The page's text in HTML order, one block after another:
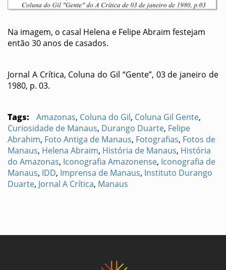
Na imagem, o casal Helena e Felipe Abraim festejam
então 30 anos de casados.
Jornal A Crítica, Coluna do Gil “Gente”, 03 de janeiro de
1980, p. 03.
Tags: Amazonas, Coluna do Gil, Coluna Gil Gente,
Curiosidade de Manaus, Durango Duarte, Felipe
Abrahim, Foto Antiga de Manaus, Fotografias, Fotos de
Manaus, Helena Abraim, História de Manaus, História
do Amazonas, Iconografia Amazonense, Iconografia de
Manaus, IDD, Imprensa de Manaus, Instituto Durango
Duarte, Jornal A Crítica, Manaus